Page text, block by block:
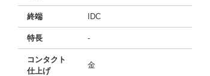
終端 IDC
特長 -
コンタクト
仕上げ
金